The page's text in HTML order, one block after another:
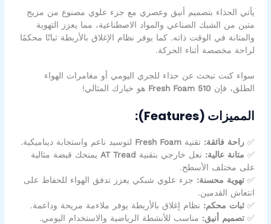
يأتي الحذاء بتصميم أنيق وعصري مع جزء علوي مصنوع من مزيج
متين من الشبك الصناعي والمواد الاصطناعية، مما يعزز التهوية
والمتانة في الوقت ذاته. كما يوفر نظام الإغلاق بالأربطة ثباتًا محكمًا
لراحة مخصصة أثناء الحركة.
سواء كنت تبحث عن حذاء للجري اليومي أو مغامرات الهواء
الطلق، فإن Fresh Foam 510 هو خيارك المثالي!
المميزات (Features):
✅راحة فائقة: تقنيةFresh Foam لتوسيد ناعم واستجابة ديناميكية.
✅ متانة عالية: نعل خارجي بتقنية AT Tread يمنحك قبضة مثالية
على مختلف الأسطح.
✅تهوية محسنة: جزء علوي شبكي يعزز تدفق الهواء للحفاظ على
انتعاش القدمين.
✅ثبات محكم: نظام إغلاق بالأربطة يوفر ملاءمة مريحة وداعمة.
✅تصميم أنيق: مناسب للأنشطة الرياضية والاستخدام اليومي.